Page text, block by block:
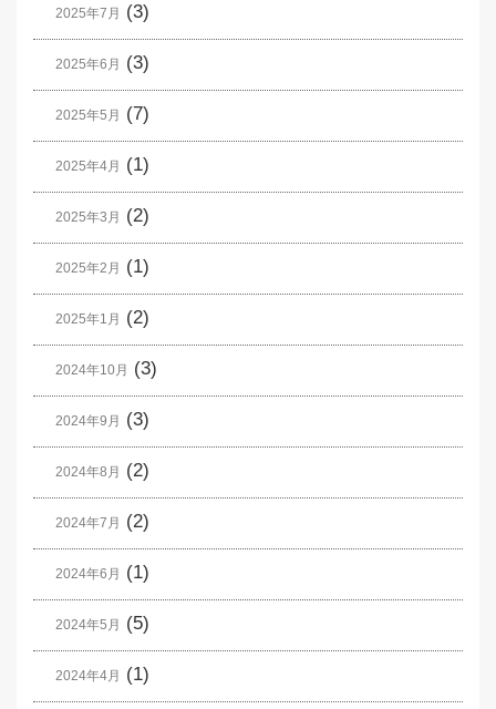
2025年7月 (3)
2025年6月 (3)
2025年5月 (7)
2025年4月 (1)
2025年3月 (2)
2025年2月 (1)
2025年1月 (2)
2024年10月 (3)
2024年9月 (3)
2024年8月 (2)
2024年7月 (2)
2024年6月 (1)
2024年5月 (5)
2024年4月 (1)